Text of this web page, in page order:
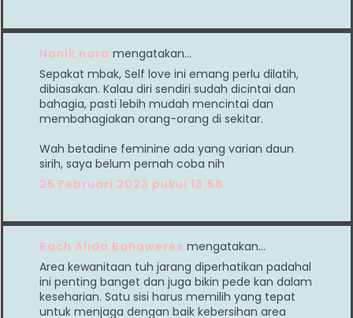
Nanik nara mengatakan…
Sepakat mbak, Self love ini emang perlu dilatih,
dibiasakan. Kalau diri sendiri sudah dicintai dan
bahagia, pasti lebih mudah mencintai dan
membahagiakan orang-orang di sekitar.
Wah betadine feminine ada yang varian daun
sirih, saya belum pernah coba nih
25 Februari 2023 pukul 13.58
Rach Alida Bahaweres mengatakan…
Area kewanitaan tuh jarang diperhatikan padahal
ini penting banget dan juga bikin pede kan dalam
keseharian. Satu sisi harus memilih yang tepat
untuk menjaga dengan baik kebersihan area